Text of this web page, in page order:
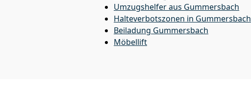
Umzugshelfer aus Gummersbach
Halteverbotszonen in Gummersbach
Beiladung Gummersbach
Möbellift